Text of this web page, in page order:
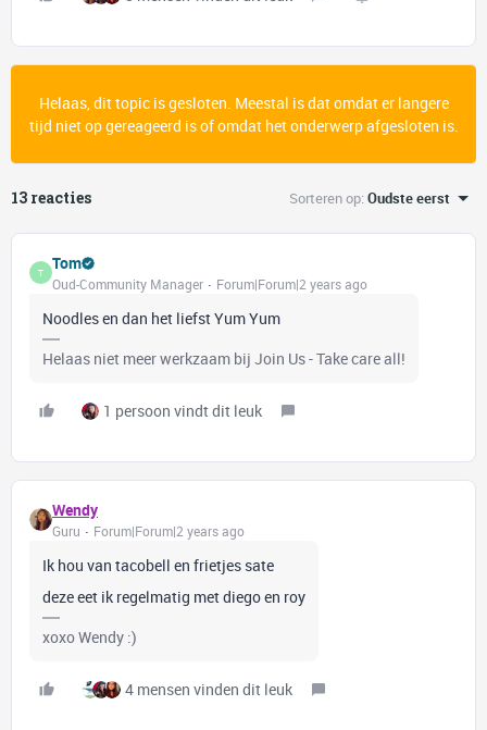
Helaas, dit topic is gesloten. Meestal is dat omdat er langere
tijd niet op gereageerd is of omdat het onderwerp afgesloten is.
13 reacties Sorteren op:Oudste eerst
T Tom
Oud-Community Manager Forum|Forum|2 years ago
Noodles en dan het liefst Yum Yum
Helaas niet meer werkzaam bij Join Us - Take care all!
1 persoon vindt dit leuk
Wendy
Guru Forum|Forum|2 years ago
Ik hou van tacobell en frietjes sate
deze eet ik regelmatig met diego en roy
xoxo Wendy :)
4 mensen vinden dit leuk